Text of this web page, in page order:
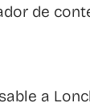
de
a